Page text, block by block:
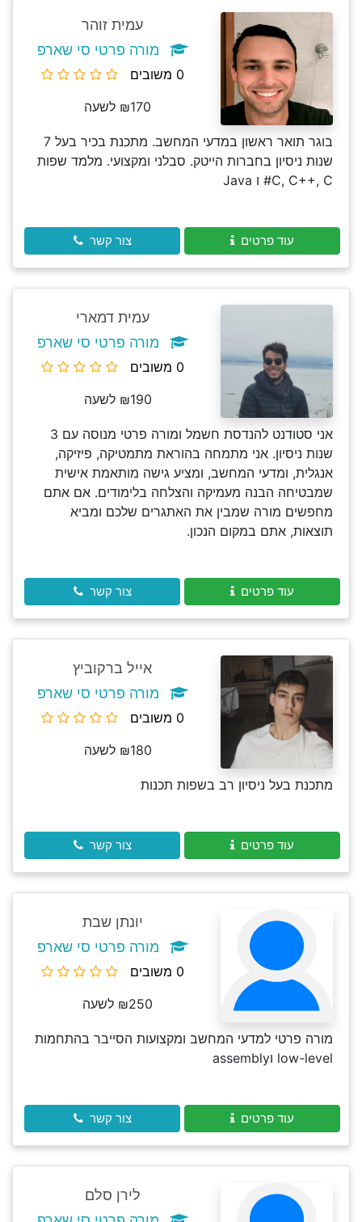
עמית זוהר
מורה פרטי סי שארפ
0 משובים
₪170 לשעה
בוגר תואר ראשון במדעי המחשב. מתכנת בכיר בעל 7
שנות ניסיון בחברות הייטק. סבלני ומקצועי. מלמד שפות
C, C++, C# ו Java
עוד פרטים צור קשר
עמית דמארי
מורה פרטי סי שארפ
0 משובים
₪190 לשעה
אני סטודנט להנדסת חשמל ומורה פרטי מנוסה עם 3
שנות ניסיון. אני מתמחה בהוראת מתמטיקה, פיזיקה,
אנגלית, ומדעי המחשב, ומציע גישה מותאמת אישית
שמבטיחה הבנה מעמיקה והצלחה בלימודים. אם אתם
מחפשים מורה שמבין את האתגרים שלכם ומביא
תוצאות, אתם במקום הנכון.
עוד פרטים צור קשר
אייל ברקוביץ
מורה פרטי סי שארפ
0 משובים
₪180 לשעה
מתכנת בעל ניסיון רב בשפות תכנות
עוד פרטים צור קשר
יונתן שבת
מורה פרטי סי שארפ
0 משובים
₪250 לשעה
מורה פרטי למדעי המחשב ומקצועות הסייבר בהתחמות
low-level וassembly
עוד פרטים צור קשר
לירן סלם